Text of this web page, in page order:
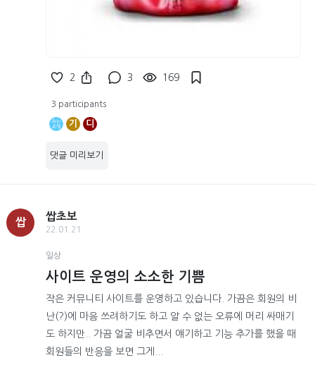
2 3 169
3 participants
기 디
댓글 미리보기
쌉
쌉초보
22.01.21
일상
사이트 운영의 소소한 기쁨
작은 커뮤니티 사이트를 운영하고 있습니다. 가끔은 회원의 비
난(?)에 마음 쓰려하기도 하고 알 수 없는 오류에 머리 싸매기
도 하지만.. 가끔 얼굴 비추면서 얘기하고 기능 추가를 했을 때
회원들의 반응을 보면 그게...